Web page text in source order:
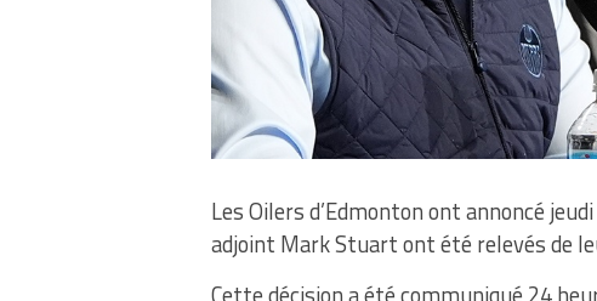
Les Oilers d’Edmonton ont annoncé
adjoint Mark Stuart ont été relevés de